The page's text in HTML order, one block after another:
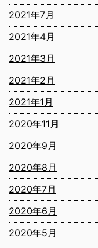
2021年7月
2021年4月
2021年3月
2021年2月
2021年1月
2020年11月
2020年9月
2020年8月
2020年7月
2020年6月
2020年5月